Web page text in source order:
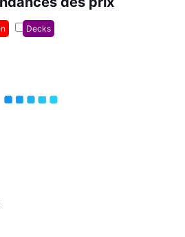
Decks